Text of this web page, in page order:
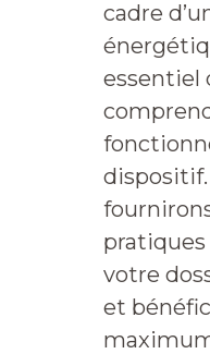
cadre
essentiel
dispositif.
votre
et